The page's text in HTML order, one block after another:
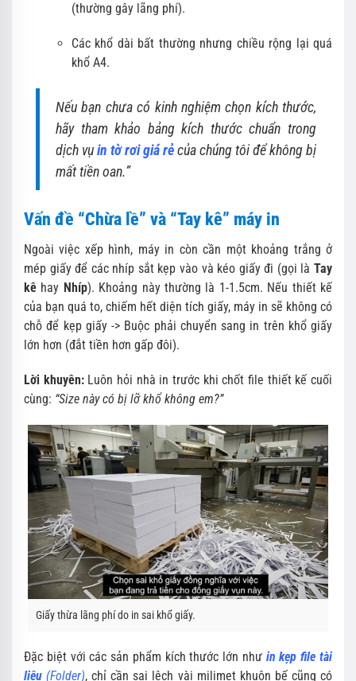
(thường gây lãng phí).
Các khổ dài bất thường nhưng chiều rộng lại quá
khổ A4.
Nếu bạn chưa có kinh nghiệm chọn kích thước,
hãy tham khảo bảng kích thước chuẩn trong
dịch vụin tờ rơi giá rẻcủa chúng tôi để không bị
mất tiền oan.”
Vấn đề “Chừa lề” và “Tay kê” máy in
Ngoài việc xếp hình, máy in còn cần một khoảng trắng ở
mép giấy để các nhíp sắt kẹp vào và kéo giấy đi (gọi là Tay
kê hay Nhíp). Khoảng này thường là 1-1.5cm. Nếu thiết kế
của bạn quá to, chiếm hết diện tích giấy, máy in sẽ không có
chỗ để kẹp giấy -> Buộc phải chuyển sang in trên khổ giấy
lớn hơn (đắt tiền hơn gấp đôi).
Lời khuyên:Luôn hỏi nhà in trước khi chốt file thiết kế cuối
cùng: “Size này có bị lỡ khổ không em?”
Giấy thừa lãng phí do in sai khổ giấy.
Đặc biệt với các sản phẩm kích thước lớn như in kẹp file tài
liệu (Folder), chỉ cần sai lệch vài milimet khuôn bế cũng có